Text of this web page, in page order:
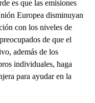
es que las emisiones
Europea disminuyan
con los niveles de
de que el
además de los
individuales, haga
para ayudar en la